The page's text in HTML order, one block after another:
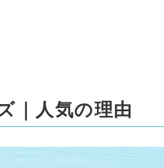
｜人気の理由